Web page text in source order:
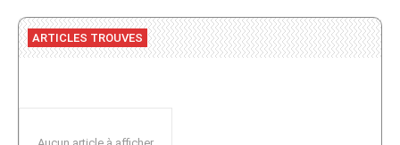
ARTICLES TROUVES